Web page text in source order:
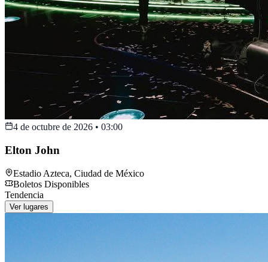
4 de octubre de 2026 • 03:00
Elton John
Estadio Azteca, Ciudad de México
Boletos Disponibles
Tendencia
Ver lugares